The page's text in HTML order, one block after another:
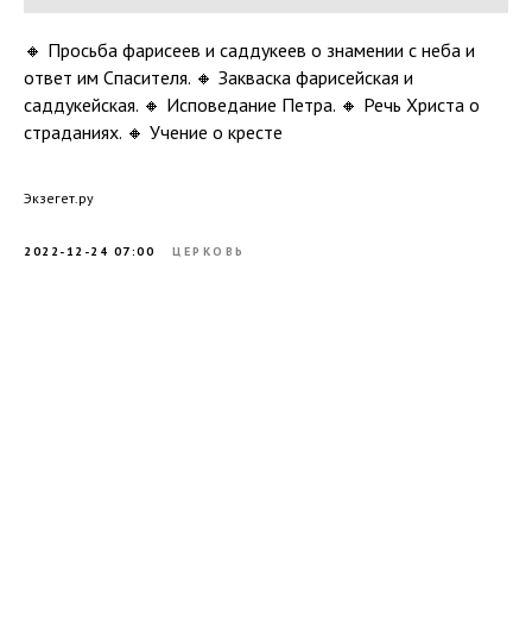
🔸 Просьба фарисеев и саддукеев о знамении с неба и
ответ им Спасителя. 🔸 Закваска фарисейская и
саддукейская. 🔸 Исповедание Петра. 🔸 Речь Христа о
страданиях. 🔸 Учение о кресте
Экзегет.ру
2022-12-24 07:00 ЦЕРКОВЬ